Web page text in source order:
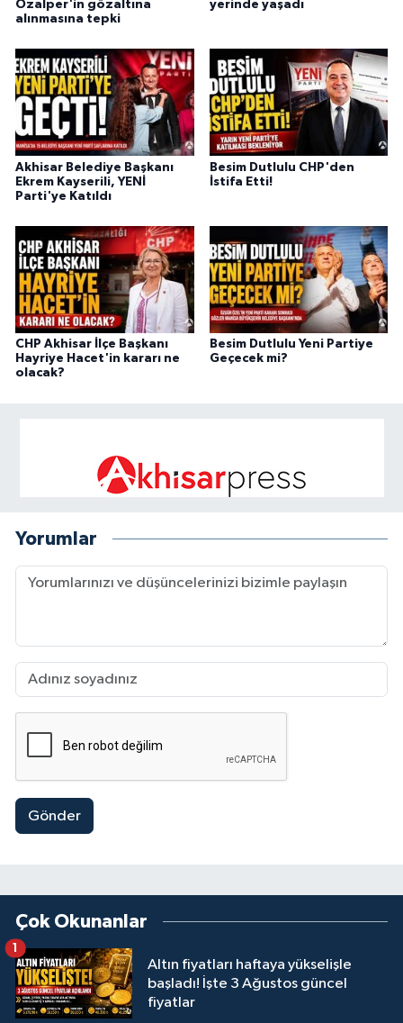
Özalper'in gözaltına
alınmasına tepki
yerinde yaşadı
Akhisar Belediye Başkanı
Ekrem Kayserili, YENİ
Parti'ye Katıldı
Besim Dutlulu CHP'den
İstifa Etti!
CHP Akhisar İlçe Başkanı
Hayriye Hacet'in kararı ne
olacak?
Besim Dutlulu Yeni Partiye
Geçecek mi?
Yorumlar
Gönder
Çok Okunanlar
Altın fiyatları haftaya yükselişle
başladı! İşte 3 Ağustos güncel
fiyatlar
1